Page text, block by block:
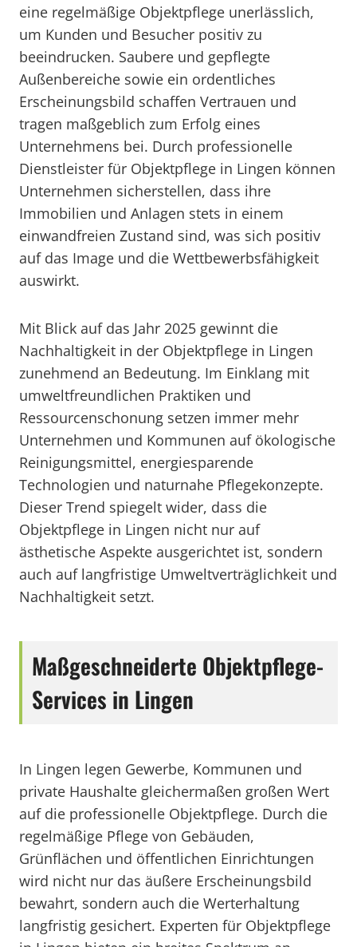
eine regelmäßige Objektpflege unerlässlich,
um Kunden und Besucher positiv zu
beeindrucken. Saubere und gepflegte
Außenbereiche sowie ein ordentliches
Erscheinungsbild schaffen Vertrauen und
tragen maßgeblich zum Erfolg eines
Unternehmens bei. Durch professionelle
Dienstleister für Objektpflege in Lingen können
Unternehmen sicherstellen, dass ihre
Immobilien und Anlagen stets in einem
einwandfreien Zustand sind, was sich positiv
auf das Image und die Wettbewerbsfähigkeit
auswirkt.
Mit Blick auf das Jahr 2025 gewinnt die
Nachhaltigkeit in der Objektpflege in Lingen
zunehmend an Bedeutung. Im Einklang mit
umweltfreundlichen Praktiken und
Ressourcenschonung setzen immer mehr
Unternehmen und Kommunen auf ökologische
Reinigungsmittel, energiesparende
Technologien und naturnahe Pflegekonzepte.
Dieser Trend spiegelt wider, dass die
Objektpflege in Lingen nicht nur auf
ästhetische Aspekte ausgerichtet ist, sondern
auch auf langfristige Umweltverträglichkeit und
Nachhaltigkeit setzt.
Maßgeschneiderte Objektpflege-
Services in Lingen
In Lingen legen Gewerbe, Kommunen und
private Haushalte gleichermaßen großen Wert
auf die professionelle Objektpflege. Durch die
regelmäßige Pflege von Gebäuden,
Grünflächen und öffentlichen Einrichtungen
wird nicht nur das äußere Erscheinungsbild
bewahrt, sondern auch die Werterhaltung
langfristig gesichert. Experten für Objektpflege